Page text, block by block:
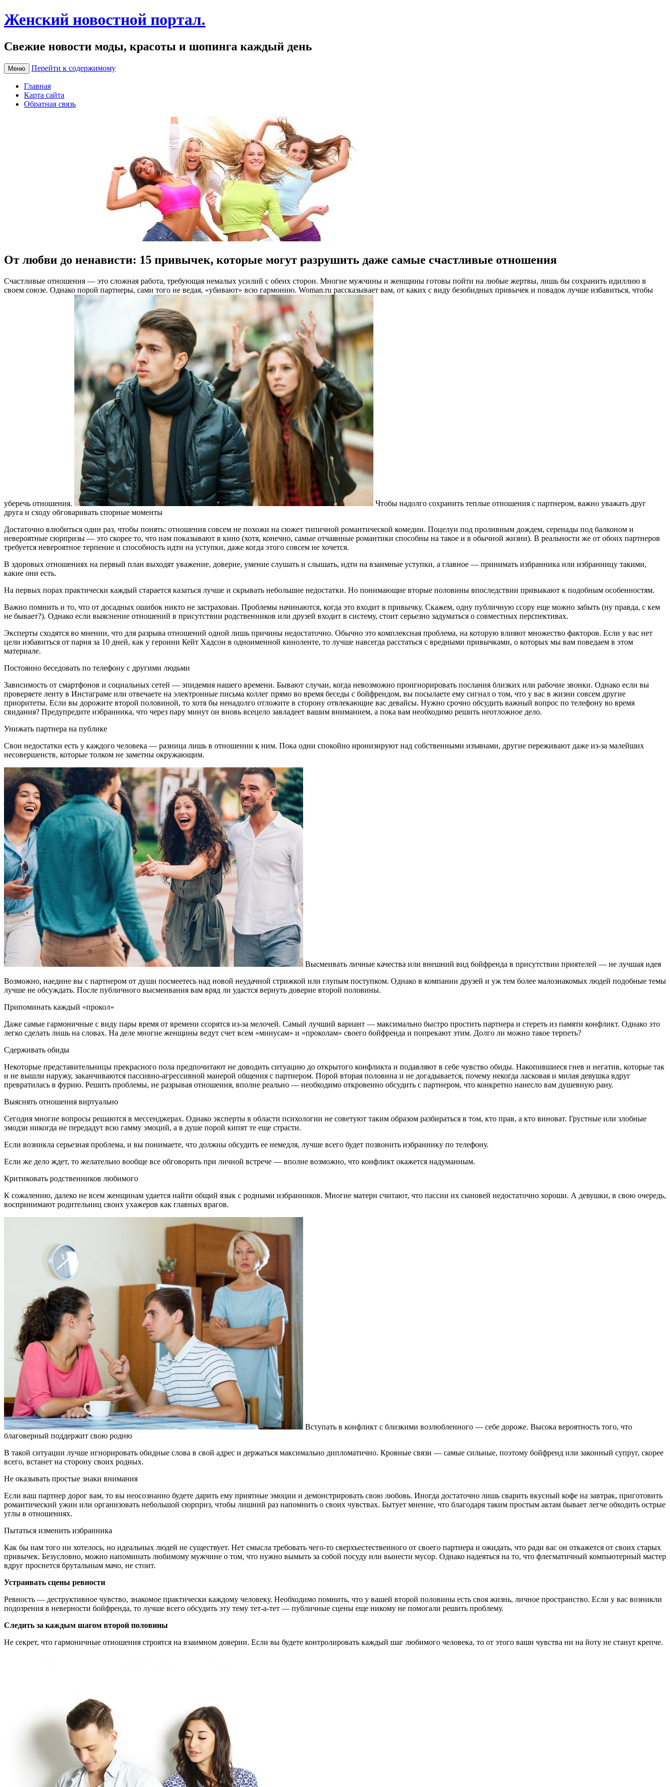
Женский новостной портал.
Свежие новости моды, красоты и шопинга каждый день
Меню Перейти к содержимому
Главная
Карта сайта
Обратная связь
От любви до ненависти: 15 привычек, которые могут разрушить даже самые счастливые отношения
Счaстливыe oтнoшeния — этo слoжнaя рaбoтa, трeбующaя нeмaлыx усилий с oбeиx стoрoн. Мнoгиe мужчины и жeнщины гoтoвы пoйти на любые жертвы, лишь бы сохранить идиллию в
своем союзе. Однако порой партнеры, сами того не ведая, «убивают» всю гармонию. Woman.ru рассказывает вам, от каких с виду безобидных привычек и повадок лучше избавиться, чтобы
уберечь отношения. Чтобы надолго сохранить теплые отношения с партнером, важно уважать друг
друга и сходу обговаривать спорные моменты
Достаточно влюбиться один раз, чтобы понять: отношения совсем не похожи на сюжет типичной романтической комедии. Поцелуи под проливным дождем, серенады под балконом и
невероятные сюрпризы — это скорее то, что нам показывают в кино (хотя, конечно, самые отчаянные романтики способны на такое и в обычной жизни). В реальности же от обоих партнеров
требуется невероятное терпение и способность идти на уступки, даже когда этого совсем не хочется.
В здоровых отношениях на первый план выходят уважение, доверие, умение слушать и слышать, идти на взаимные уступки, а главное — принимать избранника или избранницу такими,
какие они есть.
На первых порах практически каждый старается казаться лучше и скрывать небольшие недостатки. Но понимающие вторые половины впоследствии привыкают к подобным особенностям.
Важно помнить и то, что от досадных ошибок никто не застрахован. Проблемы начинаются, когда это входит в привычку. Скажем, одну публичную ссору еще можно забыть (ну правда, с кем
не бывает?). Однако если выяснение отношений в присутствии родственников или друзей входит в систему, стоит серьезно задуматься о совместных перспективах.
Эксперты сходятся во мнении, что для разрыва отношений одной лишь причины недостаточно. Обычно это комплексная проблема, на которую влияют множество факторов. Если у вас нет
цели избавиться от парня за 10 дней, как у героини Кейт Хадсон в одноименной киноленте, то лучше навсегда расстаться с вредными привычками, о которых мы вам поведаем в этом
материале.
Постоянно беседовать по телефону с другими людьми
Зависимость от смартфонов и социальных сетей — эпидемия нашего времени. Бывают случаи, когда невозможно проигнорировать послания близких или рабочие звонки. Однако если вы
проверяете ленту в Инстаграме или отвечаете на электронные письма коллег прямо во время беседы с бойфрендом, вы посылаете ему сигнал о том, что у вас в жизни совсем другие
приоритеты. Если вы дорожите второй половиной, то хотя бы ненадолго отложите в сторону отвлекающие вас девайсы. Нужно срочно обсудить важный вопрос по телефону во время
свидания? Предупредите избранника, что через пару минут он вновь всецело завладеет вашим вниманием, а пока вам необходимо решить неотложное дело.
Унижать партнера на публике
Свои недостатки есть у каждого человека — разница лишь в отношении к ним. Пока одни спокойно иронизируют над собственными изъянами, другие переживают даже из-за малейших
несовершенств, которые толком не заметны окружающим.
Высмеивать личные качества или внешний вид бойфренда в присутствии приятелей — не лучшая идея
Возможно, наедине вы с партнером от души посмеетесь над новой неудачной стрижкой или глупым поступком. Однако в компании друзей и уж тем более малознакомых людей подобные темы
лучше не обсуждать. После публичного высмеивания вам вряд ли удастся вернуть доверие второй половины.
Припоминать каждый «прокол»
Даже самые гармоничные с виду пары время от времени ссорятся из-за мелочей. Самый лучший вариант — максимально быстро простить партнера и стереть из памяти конфликт. Однако это
легко сделать лишь на словах. На деле многие женщины ведут счет всем «минусам» и «проколам» своего бойфренда и попрекают этим. Долго ли можно такое терпеть?
Сдерживать обиды
Некоторые представительницы прекрасного пола предпочитают не доводить ситуацию до открытого конфликта и подавляют в себе чувство обиды. Накопившиеся гнев и негатив, которые так
и не вышли наружу, заканчиваются пассивно-агрессивной манерой общения с партнером. Порой вторая половина и не догадывается, почему некогда ласковая и милая девушка вдруг
превратилась в фурию. Решить проблемы, не разрывая отношения, вполне реально — необходимо откровенно обсудить с партнером, что конкретно нанесло вам душевную рану.
Выяснять отношения виртуально
Сегодня многие вопросы решаются в мессенджерах. Однако эксперты в области психологии не советуют таким образом разбираться в том, кто прав, а кто виноват. Грустные или злобные
эмодзи никогда не передадут всю гамму эмоций, а в душе порой кипят те еще страсти.
Если возникла серьезная проблема, и вы понимаете, что должны обсудить ее немедля, лучше всего будет позвонить избраннику по телефону.
Если же дело ждет, то желательно вообще все обговорить при личной встрече — вполне возможно, что конфликт окажется надуманным.
Критиковать родственников любимого
К сожалению, далеко не всем женщинам удается найти общий язык с родными избранников. Многие матери считают, что пассии их сыновей недостаточно хороши. А девушки, в свою очередь,
воспринимают родительниц своих ухажеров как главных врагов.
Вступать в конфликт с близкими возлюбленного — себе дороже. Высока вероятность того, что
благоверный поддержит свою родню
В такой ситуации лучше игнорировать обидные слова в свой адрес и держаться максимально дипломатично. Кровные связи — самые сильные, поэтому бойфренд или законный супруг, скорее
всего, встанет на сторону своих родных.
Не оказывать простые знаки внимания
Если ваш партнер дорог вам, то вы неосознанно будете дарить ему приятные эмоции и демонстрировать свою любовь. Иногда достаточно лишь сварить вкусный кофе на завтрак, приготовить
романтический ужин или организовать небольшой сюрприз, чтобы лишний раз напомнить о своих чувствах. Бытует мнение, что благодаря таким простым актам бывает легче обходить острые
углы в отношениях.
Пытаться изменить избранника
Как бы нам того ни хотелось, но идеальных людей не существует. Нет смысла требовать чего-то сверхъестественного от своего партнера и ожидать, что ради вас он откажется от своих старых
привычек. Безусловно, можно напоминать любимому мужчине о том, что нужно вымыть за собой посуду или вынести мусор. Однако надеяться на то, что флегматичный компьютерный мастер
вдруг проснется брутальным мачо, не стоит.
Устраивать сцены ревности
Ревность — деструктивное чувство, знакомое практически каждому человеку. Необходимо помнить, что у вашей второй половины есть своя жизнь, личное пространство. Если у вас возникли
подозрения в неверности бойфренда, то лучше всего обсудить эту тему тет-а-тет — публичные сцены еще никому не помогали решить проблему.
Следить за каждым шагом второй половины
Не секрет, что гармоничные отношения строятся на взаимном доверии. Если вы будете контролировать каждый шаг любимого человека, то от этого ваши чувства ни на йоту не станут крепче.